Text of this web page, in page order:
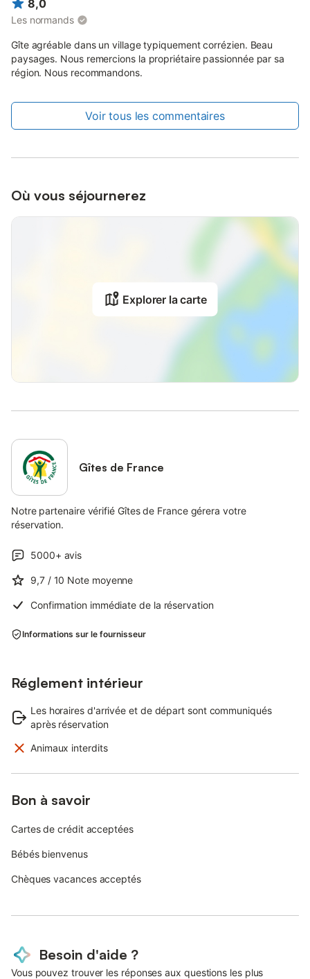
8,0
Les normands
Gîte agréable dans un village typiquement corrézien. Beau
paysages. Nous remercions la propriétaire passionnée par sa
région. Nous recommandons.
Voir tous les commentaires
Où vous séjournerez
Explorer la carte
Gîtes de France
Notre partenaire vérifié Gîtes de France gérera votre
réservation.
5000+ avis
9,7 / 10 Note moyenne
Confirmation immédiate de la réservation
Informations sur le fournisseur
Réglement intérieur
Les horaires d'arrivée et de départ sont communiqués
après réservation
Animaux interdits
Bon à savoir
Cartes de crédit acceptées
Bébés bienvenus
Chèques vacances acceptés
Besoin d'aide ?
Vous pouvez trouver les réponses aux questions les plus